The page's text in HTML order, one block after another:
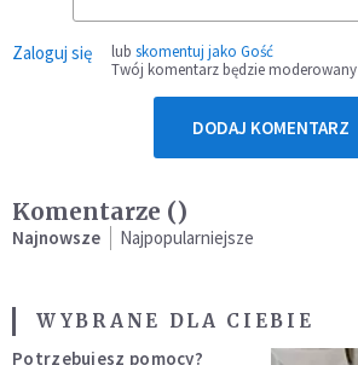
Zaloguj się lub skomentuj jako Gość
Twój komentarz będzie moderowany
DODAJ KOMENTARZ
Komentarze ()
Najnowsze Najpopularniejsze
WYBRANE DLA CIEBIE
Potrzebujesz pomocy?